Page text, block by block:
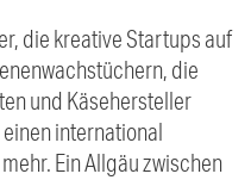
die kreative Startups auf
die
und Käsehersteller
international
Ein Allgäu zwischen